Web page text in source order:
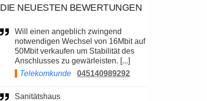
DIE NEUESTEN BEWERTUNGEN
Will einen angeblich zwingend
notwendigen Wechsel von 16Mbit auf
50Mbit verkaufen um Stabilität des
Anschlusses zu gewärleisten. [...]
Telekomkunde
045140989292
Sanitätshaus